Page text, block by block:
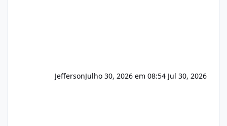
JeffersonJulho 30, 2026 em 08:54 Jul 30, 2026